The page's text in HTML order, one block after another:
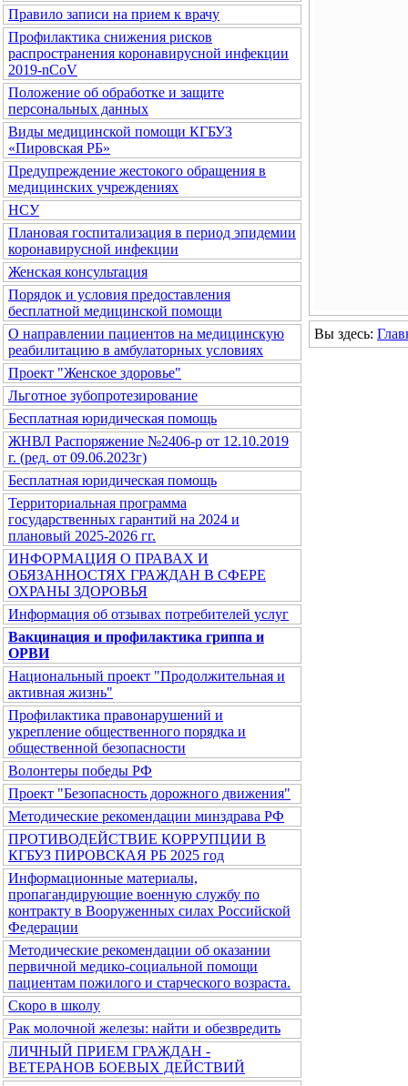
Правило записи на прием к врачу
Профилактика снижения рисков
распространения коронавирусной инфекции
2019-nCoV
Положение об обработке и защите
персональных данных
Виды медицинской помощи КГБУЗ
«Пировская РБ»
Предупреждение жестокого обращения в
медицинских учреждениях
НСУ
Плановая госпитализация в период эпидемии
коронавирусной инфекции
Женская консультация
Порядок и условия предоставления
бесплатной медицинской помощи
О направлении пациентов на медицинскую
реабилитацию в амбулаторных условиях
Проект "Женское здоровье"
Льготное зубопротезирование
Бесплатная юридическая помощь
ЖНВЛ Распоряжение №2406-р от 12.10.2019
г. (ред. от 09.06.2023г)
Бесплатная юридическая помощь
Территориальная программа
государственных гарантий на 2024 и
плановый 2025-2026 гг.
ИНФОРМАЦИЯ О ПРАВАХ И
ОБЯЗАННОСТЯХ ГРАЖДАН В СФЕРЕ
ОХРАНЫ ЗДОРОВЬЯ
Информация об отзывах потребителей услуг
Вакцинация и профилактика гриппа и
ОРВИ
Национальный проект "Продолжительная и
активная жизнь"
Профилактика правонарушений и
укрепление общественного порядка и
общественной безопасности
Волонтеры победы РФ
Проект "Безопасность дорожного движения"
Методические рекомендации минздрава РФ
ПРОТИВОДЕЙСТВИЕ КОРРУПЦИИ В
КГБУЗ ПИРОВСКАЯ РБ 2025 год
Информационные материалы,
пропагандирующие военную службу по
контракту в Вооруженных силах Российской
Федерации
Методические рекомендации об оказании
первичной медико-социальной помощи
пациентам пожилого и старческого возраста.
Скоро в школу
Рак молочной железы: найти и обезвредить
ЛИЧНЫЙ ПРИЕМ ГРАЖДАН -
ВЕТЕРАНОВ БОЕВЫХ ДЕЙСТВИЙ
Вы здесь: